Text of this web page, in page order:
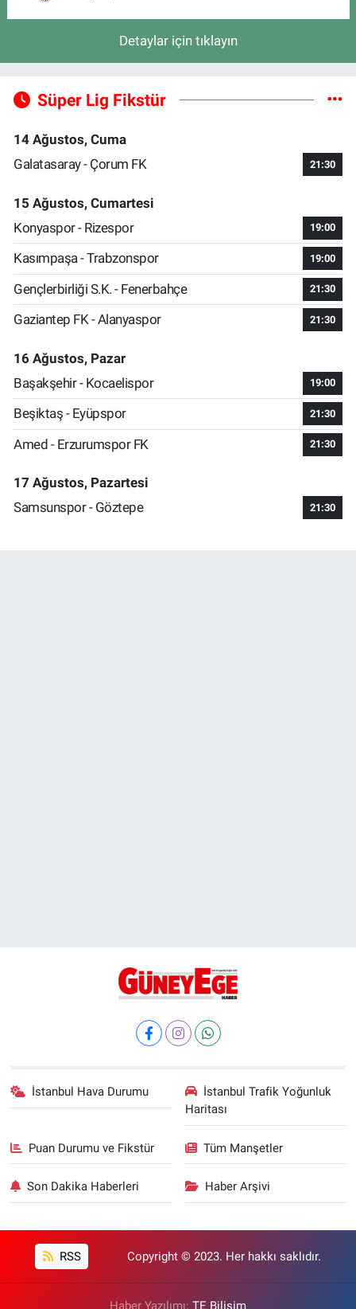
Detaylar için tıklayın
Süper Lig Fikstür
14 Ağustos, Cuma
Galatasaray - Çorum FK
21:30
15 Ağustos, Cumartesi
Konyaspor - Rizespor
19:00
Kasımpaşa - Trabzonspor 19:00
Gençlerbirliği S.K. - Fenerbahçe 21:30
Gaziantep FK - Alanyaspor 21:30
16 Ağustos, Pazar
Başakşehir - Kocaelispor
19:00
Beşiktaş - Eyüpspor 21:30
Amed - Erzurumspor FK 21:30
17 Ağustos, Pazartesi
Samsunspor - Göztepe
21:30
İstanbul Hava Durumu
İstanbul Trafik Yoğunluk
Haritası
Puan Durumu ve Fikstür Tüm Manşetler
Son Dakika Haberleri Haber Arşivi
RSS Copyright © 2023. Her hakkı saklıdır.
Haber Yazılımı: TE Bilişim